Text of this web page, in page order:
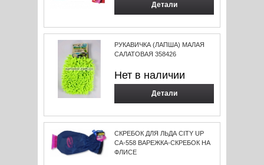
Детали
РУКАВИЧКА (ЛАПША) МАЛАЯ
САЛАТОВАЯ 358426
Нет в наличии
Детали
СКРЕБОК ДЛЯ ЛЬДА CITY UP
СА-558 ВАРЕЖКА-СКРЕБОК НА
ФЛИСЕ